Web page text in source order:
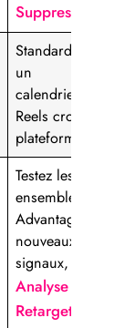
Suppression
Standardisez
un
calendrier
Reels cross-
plateforme
Testez les
ensembles
Advantage et
nouveaux
signaux, cf.
Analyse
Retargeting